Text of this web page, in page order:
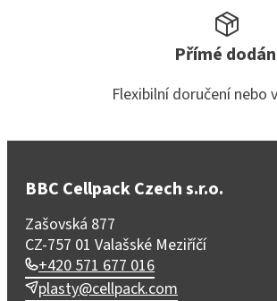
Přímé
Flexibilní doručení nebo
BBC Cellpack Czech s.r.o.
Zašovská 877
CZ-757 01 Valašské Meziříčí
+420 571 677 016
plasty@cellpack.com